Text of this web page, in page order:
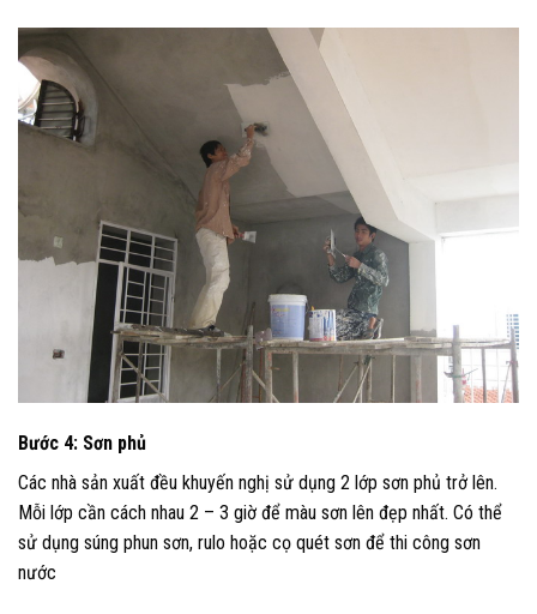
Bước 4: Sơn phủ
Các nhà sản xuất đều khuyến nghị sử dụng 2 lớp sơn phủ trở lên.
Mỗi lớp cần cách nhau 2 – 3 giờ để màu sơn lên đẹp nhất. Có thể
sử dụng súng phun sơn, rulo hoặc cọ quét sơn để thi công sơn
nước